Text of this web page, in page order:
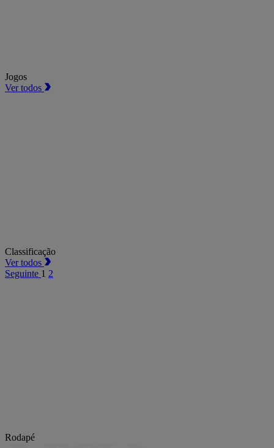
Jogos
Ver todos
Classificação
Ver todos
Seguinte 1 2
Rodapé